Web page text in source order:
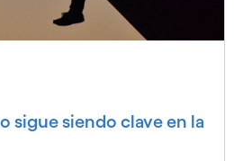
sigue siendo clave en la